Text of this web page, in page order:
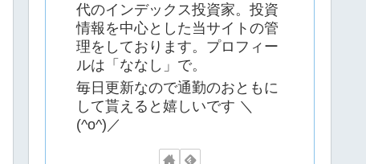
代のインデックス投資家。投資
情報を中心とした当サイトの管
理をしております。プロフィー
ルは「ななし」で。
毎日更新なので通勤のおともに
して貰えると嬉しいです ＼
(^o^)／